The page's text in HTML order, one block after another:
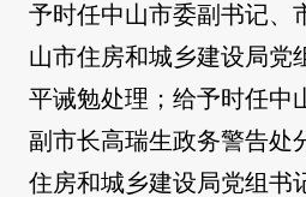
予时任中山市委副书记、
山市住房和城乡建设局党
平诫勉处理；给予时任中
副市长高瑞生政务警告处
住房和城乡建设局党组书